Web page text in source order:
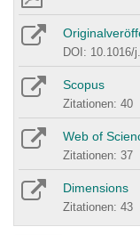
DOI: 10.1016/
Scopus
Zitationen: 40
Web of
Zitationen: 37
Dimensions
Zitationen: 43